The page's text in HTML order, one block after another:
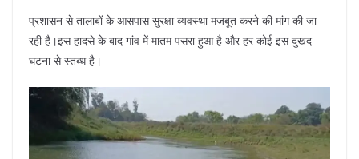
प्रशासन से तालाबों के आसपास सुरक्षा व्यवस्था मजबूत करने की मांग की जा
रही है।इस हादसे के बाद गांव में मातम पसरा हुआ है और हर कोई इस दुखद
घटना से स्तब्ध है।